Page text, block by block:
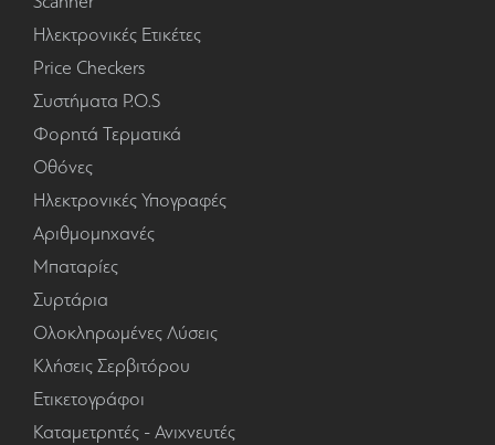
Ηλεκτρονικές Ετικέτες
Price Checkers
Συστήματα P.O.S
Φορητά Τερματικά
Οθόνες
Ηλεκτρονικές Υπογραφές
Αριθμομηχανές
Μπαταρίες
Συρτάρια
Ολοκληρωμένες Λύσεις
Κλήσεις Σερβιτόρου
Ετικετογράφοι
Καταμετρητές - Ανιχνευτές